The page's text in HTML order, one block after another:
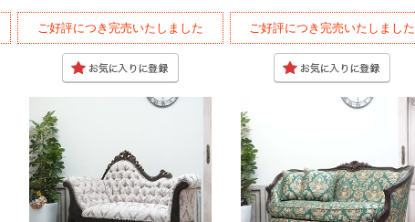
ご好評につき完売いたしました ご好評につき完売いたしました